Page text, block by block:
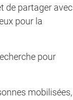
de partager avec
pour la
pour
mobilisées,